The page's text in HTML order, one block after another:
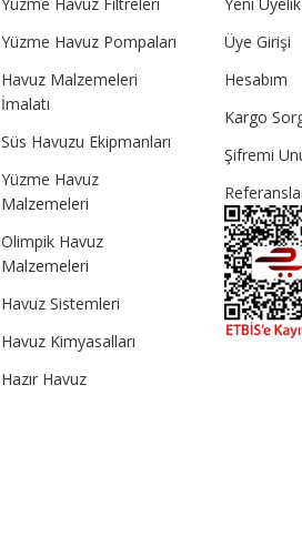
Yüzme Havuz Pompaları
Havuz Malzemeleri
İmalatı
Süs Havuzu Ekipmanları
Yüzme Havuz
Malzemeleri
Olimpik Havuz
Malzemeleri
Havuz Sistemleri
Havuz Kimyasalları
Hazır Havuz
Üye Girişi
Hesabım
Kargo
Şifremi